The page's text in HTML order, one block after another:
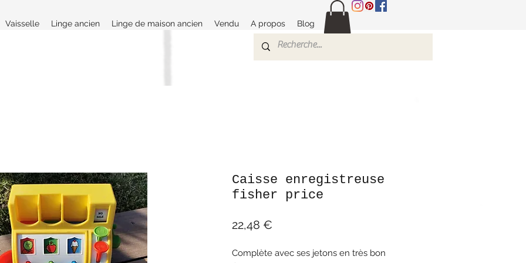
Vaisselle Linge ancien Linge de maison ancien Vendu A propos Blog
Caisse enregistreuse
fisher price
22,48 €
Complète avec ses jetons en très bon